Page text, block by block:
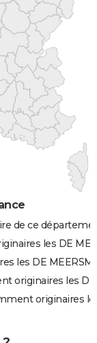
de ce
les DE
les DE
originaires les DE
originaires